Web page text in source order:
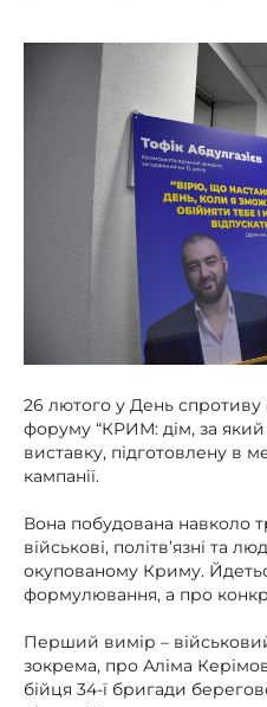
26 лютого у День спротиву
форуму “КРИМ: дім, за
виставку, підготовлену в
кампанії.
Вона побудована навколо
військові, політв’язні та
окупованому Криму.
формулювання, а про
Перший вимір –
зокрема, про Аліма
бійця 34-ї бригади